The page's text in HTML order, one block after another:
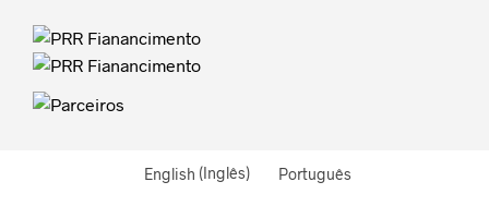
English ( Inglês) Português